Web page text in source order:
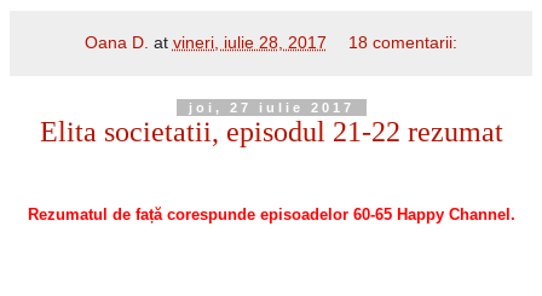
Oana D. at vineri, iulie 28, 2017 18 comentarii:
joi, 27 iulie 2017
Elita societatii, episodul 21-22 rezumat
Rezumatul de față corespunde episoadelor 60-65 Happy Channel.